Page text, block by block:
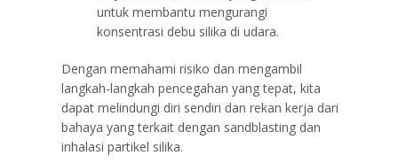
untuk membantu mengurangi
konsentrasi debu silika di udara.
Dengan memahami risiko dan mengambil
langkah-langkah pencegahan yang tepat, kita
dapat melindungi diri sendiri dan rekan kerja dari
bahaya yang terkait dengan sandblasting dan
inhalasi partikel silika.